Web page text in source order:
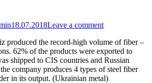
18.07.2018Leave a comment
produced the record-high volume of fiber –
62% of the products were exported to
shipped to CIS countries and Russian
company produces 4 types of steel fiber
in its output. (Ukrainian metal)